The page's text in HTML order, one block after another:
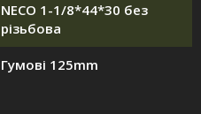
NECO 1-1/8*44*30 без
різьбова
Гумові 125mm